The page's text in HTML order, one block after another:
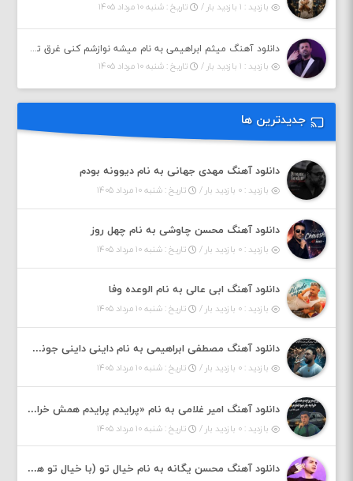
بازدید : ۱ بازدید بار /
تاریخ : شنبه ۱۰ مرداد ۱۴۰۵
دانلود آهنگ میثم ابراهیمی به نام میشه نوازشم کنی غرق تو شم
بازدید : ۱ بازدید بار /
تاریخ : شنبه ۱۰ مرداد ۱۴۰۵
جدیدترین ها
دانلود آهنگ مهدی جهانی به نام دیوونه بودم
بازدید : ۰ بازدید بار / تاریخ : شنبه ۱۰ مرداد ۱۴۰۵
دانلود آهنگ محسن چاوشی به نام چهل روز
بازدید : ۰ بازدید بار / تاریخ : شنبه ۱۰ مرداد ۱۴۰۵
دانلود آهنگ ابی عالی به نام الوعده وفا
بازدید : ۰ بازدید بار / تاریخ : شنبه ۱۰ مرداد ۱۴۰۵
دانلود آهنگ مصطفی ابراهیمی به نام داینی داینی جونم قربون پنج تیر پرونم
بازدید : ۰ بازدید بار / تاریخ : شنبه ۱۰ مرداد ۱۴۰۵
دانلود آهنگ امیر غلامی به نام «پرایدم پرایدم همش خرابه یار نیو کنارم دیگه پولی نداروم (ریمیکس اینستاگرام)»
بازدید : ۰ بازدید بار / تاریخ : شنبه ۱۰ مرداد ۱۴۰۵
دانلود آهنگ محسن یگانه به نام خیال تو (با خیال تو هنوزم مثل هر روز و همیشه ریمیکس)